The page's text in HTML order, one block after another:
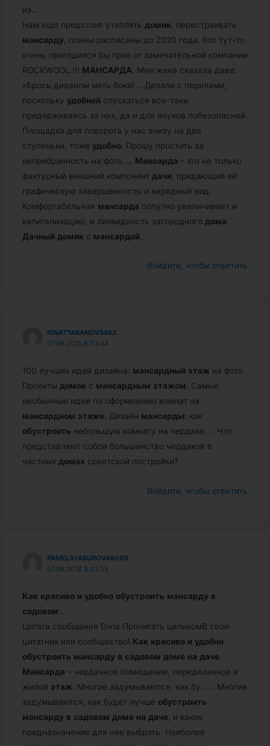
из…
Нам еще предстоит утеплять домик , перестраивать
мансарду , планы расписаны до 2020 года. Вот тут-то
очень пригодился бы приз от замечательной компании
ROCKWOOL.!!! МАНСАРДА . Мне жена сказала даве:
«Брось диваном мять бока! … Делали с перилами,
поскольку удобней спускаться все-таки
придерживаясь за них, да и для внуков побезопасней.
Площадка для поворота у нас внизу на две
ступеньки, тоже удобно. Прошу простить за
неприбранность на фото.
… Мансарда – это не только
фактурный внешний компонент дачи , придающий ей
графическую завершенность и нарядный вид.
Комфортабельная мансарда попутно увеличивает и
капитализацию, и ликвидность загородного дома
Дачный домик с мансардой
Войдите, чтобы ответить
IGNATTABANOV5463
07.09.2018 В 03:44
100 лучших идей дизайна: мансардный этаж на фото
Проекты домов с мансардным этажом . Самые
необычные идеи по оформлению комнат на
мансардном этаже . Дизайн мансарды: как
обустроить небольшую комнату на чердаке. … Что
представляют собой большинство чердаков в
частных домах советской постройки?
Войдите, чтобы ответить
PAMELAYABUROVA8008
07.09.2018 В 03:55
Как красиво и удобно обустроить мансарду в
садовом
Цитата сообщения Divia Прочитать целикомВ свой
цитатник или сообщество! Как красиво и удобно
обустроить мансарду в садовом доме на даче
Мансарда – чердачное помещение, переделанное в
жилой этаж . Многие задумываются, как бу… … Многие
задумываются, как будет лучше обустроить
мансарду в садовом доме на даче , и какое
предназначение для нее выбрать. Наиболее